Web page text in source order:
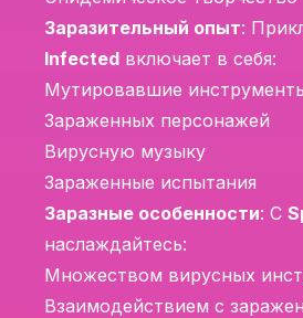
Заразительный опыт:
Infected включает в себя:
Мутировавшие
Зараженных персонажей
Вирусную музыку
Зараженные испытания
Заразные особенности: С
наслаждайтесь:
Множеством вирусных
Взаимодействием с